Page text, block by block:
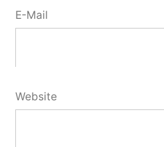
E-Mail
Website